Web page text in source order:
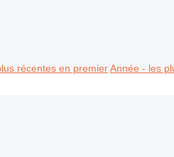
récentes en premier Année - les